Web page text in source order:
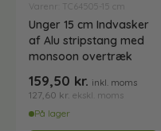
Indvasker og
Klude og
Varenr: TC64505-15 cm
Unger 15 cm Indvasker
af Alu stripstang med
monsoon overtræk
159,50 kr. inkl. moms
127,60 kr. ekskl. moms
På lager